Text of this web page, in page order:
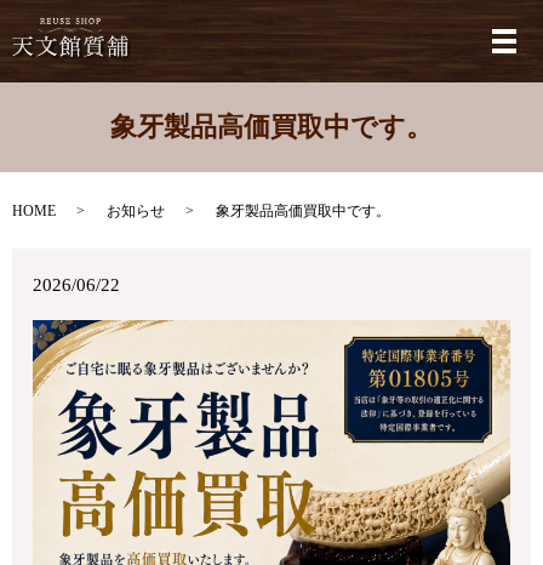
メ
象牙製品高価買取中です。
HOME お知らせ 象牙製品高価買取中です。
2026/06/22